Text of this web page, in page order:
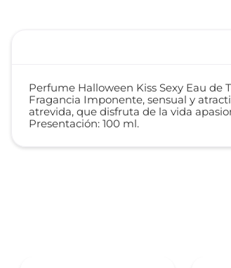
Perfume Halloween Kiss Sexy Eau de
Fragancia Imponente, sensual y
atrevida, que disfruta de la vida
Presentación: 100 ml.